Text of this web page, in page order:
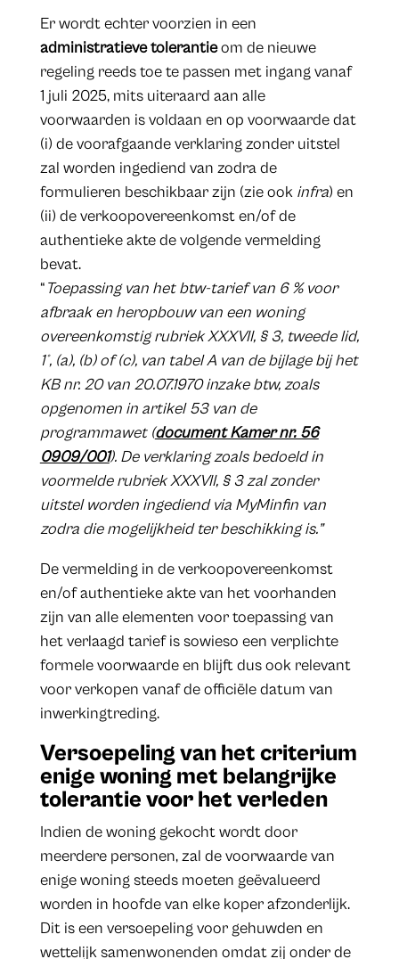
Er wordt echter voorzien in een
administratieve tolerantieom de nieuwe
regeling reeds toe te passen met ingang vanaf
1 juli 2025, mits uiteraard aan alle
voorwaarden is voldaan en op voorwaarde dat
(i) de voorafgaande verklaring zonder uitstel
zal worden ingediend van zodra de
formulieren beschikbaar zijn (zie ook infra) en
(ii) de verkoopovereenkomst en/of de
authentieke akte de volgende vermelding
bevat.
“Toepassing van het btw-tarief van 6 % voor
afbraak en heropbouw van een woning
overeenkomstig rubriek XXXVII, § 3, tweede lid,
1°, (a), (b) of (c), van tabel A van de bijlage bij het
KB nr. 20 van 20.07.1970 inzake btw, zoals
opgenomen in artikel 53 van de
programmawet (document Kamer nr. 56
0909/001). De verklaring zoals bedoeld in
voormelde rubriek XXXVII, § 3 zal zonder
uitstel worden ingediend via MyMinfin van
zodra die mogelijkheid ter beschikking is.”
De vermelding in de verkoopovereenkomst
en/of authentieke akte van het voorhanden
zijn van alle elementen voor toepassing van
het verlaagd tarief is sowieso een verplichte
formele voorwaarde en blijft dus ook relevant
voor verkopen vanaf de officiële datum van
inwerkingtreding.
Versoepeling van het criterium
enige woning met belangrijke
tolerantie voor het verleden
Indien de woning gekocht wordt door
meerdere personen, zal de voorwaarde van
enige woning steeds moeten geëvalueerd
worden in hoofde van elke koper afzonderlijk.
Dit is een versoepeling voor gehuwden en
wettelijk samenwonenden omdat zij onder de